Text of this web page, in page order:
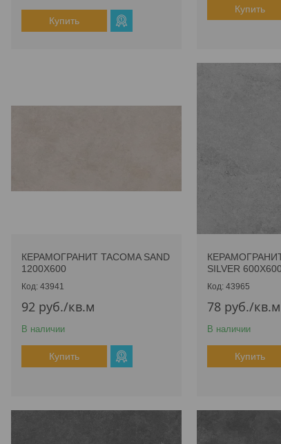
Купить
Купить
КЕРАМОГРАНИТ TACOMA SAND
1200Х600
43941
92 руб./кв.м
В наличии
Купить
КЕРАМОГРАНИТ
SILVER 600Х600
43965
78 руб./кв.м
В наличии
Купить